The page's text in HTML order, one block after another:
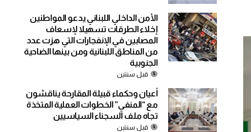
الأمن الداخلي اللبناني يدعو المواطنين
إخلاء الطرقات تسهيلا لإسعاف
المصابين في الإنفجارات التي هزت عدد
من المناطق اللبنانية ومن بينها الضاحية
الجنوبية
قبل سنتين
أعيان وحكماء قبيلة المقارحة يناقشون
مع “المنفي” الخطوات العملية المتخذة
تجاه ملف السجناء السياسيين
قبل سنتين